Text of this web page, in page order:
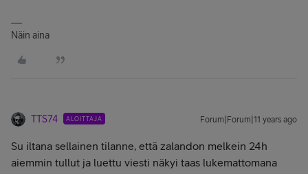
Näin aina
TTS74 ALOITTAJA Forum|Forum|11 years ago
Su iltana sellainen tilanne, että zalandon melkein 24h
aiemmin tullut ja luettu viesti näkyi taas lukemattomana